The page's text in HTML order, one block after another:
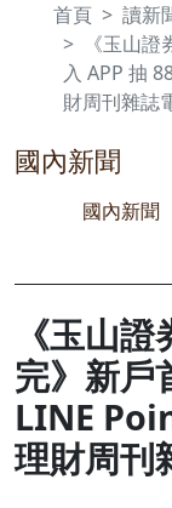
首頁 讀新
《玉山
入 APP 抽
財周刊雜誌
國內新聞
國內新聞
《玉山
完》新戶
LINE
理財周刊